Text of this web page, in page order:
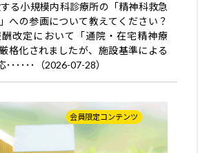
る小規模内科診療所の「精神科救急
への参画について教えてください？
改定において「通院・在宅精神療
格化されましたが、施設基準による
･････（2026-07-28）
会員限定コンテンツ